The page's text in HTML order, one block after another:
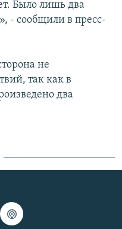
Было лишь два
- сообщили в пресс-
не
так как в
два